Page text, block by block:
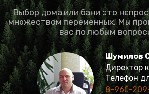
Выбор дома или бани это
множеством переменных. Мы
вас по любым
Шумилов
Директор
Телефон
8-960-